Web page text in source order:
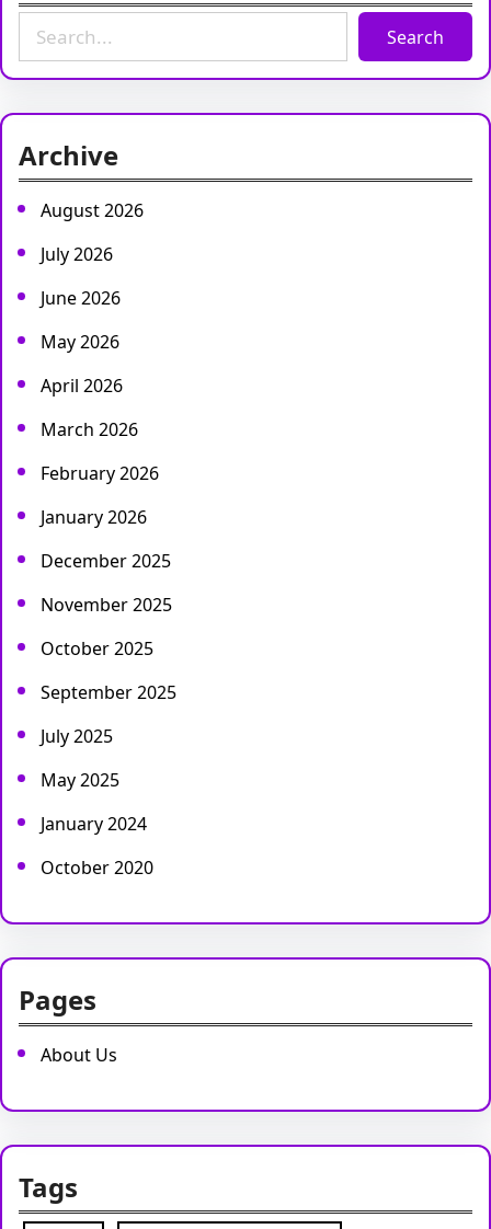
a
h
Search
Archive
August 2026
July 2026
June 2026
May 2026
April 2026
March 2026
February 2026
January 2026
December 2025
November 2025
October 2025
September 2025
July 2025
May 2025
January 2024
October 2020
Pages
About Us
Tags